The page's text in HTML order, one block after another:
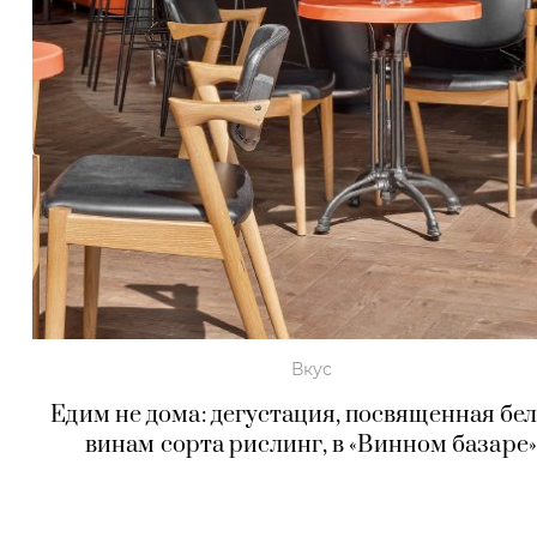
Вкус
Едим не дома: дегустация, посвященная
винам сорта рислинг, в «Винном базаре»